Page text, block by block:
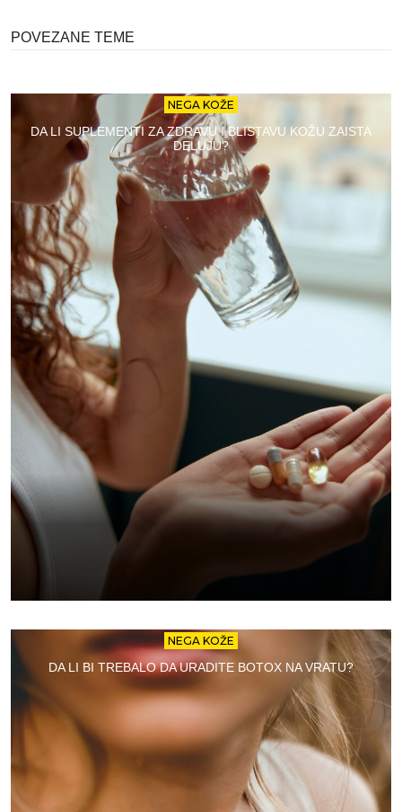
POVEZANE TEME
NEGA KOŽE
DA LI SUPLEMENTI ZA ZDRAVU I BLISTAVU KOŽU ZAISTA
DELUJU?
NEGA KOŽE
DA LI BI TREBALO DA URADITE BOTOX NA VRATU?